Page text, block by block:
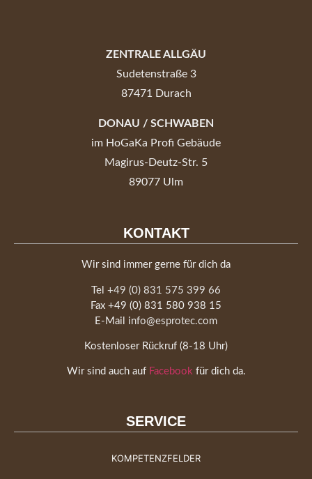
ZENTRALE ALLGÄU
Sudetenstraße 3
87471 Durach
DONAU / SCHWABEN
im HoGaKa Profi Gebäude
Magirus-Deutz-Str. 5
89077 Ulm
KONTAKT
Wir sind immer gerne für dich da
Tel +49 (0) 831 575 399 66
Fax +49 (0) 831 580 938 15
E-Mail
info@esprotec.com
Kostenloser Rückruf (8-18 Uhr)
Wir sind auch auf Facebookfür dich da.
SERVICE
KOMPETENZFELDER